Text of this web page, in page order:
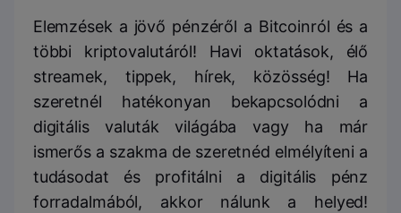
Elemzések a jövő pénzéről a Bitcoinról és a
többi kriptovalutáról! Havi oktatások, élő
streamek, tippek, hírek, közösség! Ha
szeretnél hatékonyan bekapcsolódni a
digitális valuták világába vagy ha már
ismerős a szakma de szeretnéd elmélyíteni a
tudásodat és profitálni a digitális pénz
forradalmából, akkor nálunk a helyed!